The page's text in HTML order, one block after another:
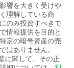
響を大きく受けや
理解している商
のみ投資すべきで
情報提供を目的と
定の暗号資産の売
はありません。
に関して、その正